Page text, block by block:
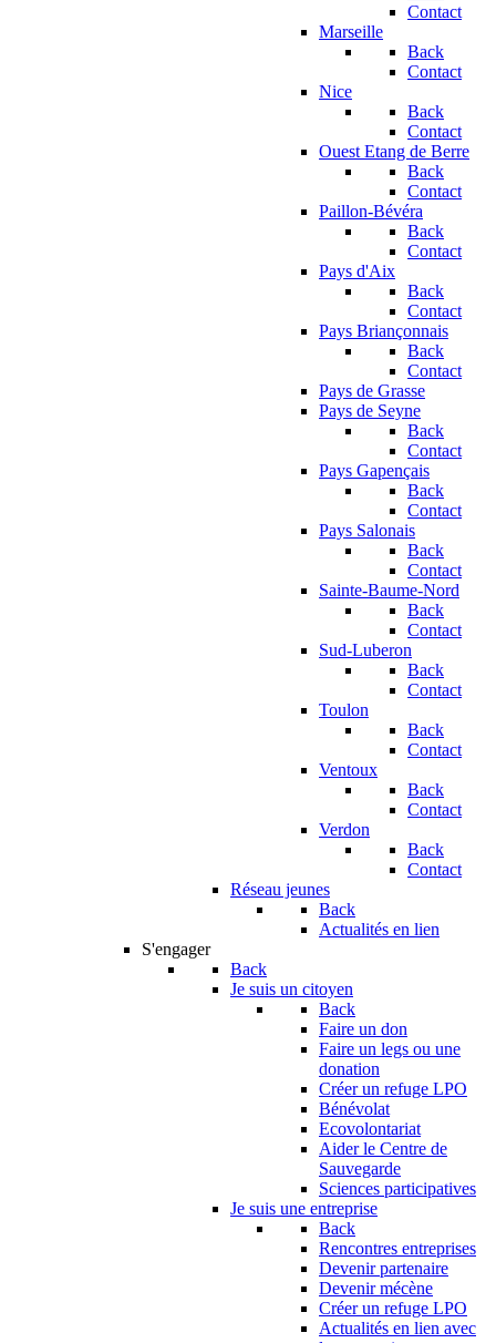
Contact
Marseille
Back
Contact
Nice
Back
Contact
Ouest Etang de Berre
Back
Contact
Paillon-Bévéra
Back
Contact
Pays d'Aix
Back
Contact
Pays Briançonnais
Back
Contact
Pays de Grasse
Pays de Seyne
Back
Contact
Pays Gapençais
Back
Contact
Pays Salonais
Back
Contact
Sainte-Baume-Nord
Back
Contact
Sud-Luberon
Back
Contact
Toulon
Back
Contact
Ventoux
Back
Contact
Verdon
Back
Contact
Réseau jeunes
Back
Actualités en lien
S'engager
Back
Je suis un citoyen
Back
Faire un don
Faire un legs ou une
donation
Créer un refuge LPO
Bénévolat
Ecovolontariat
Aider le Centre de
Sauvegarde
Sciences participatives
Je suis une entreprise
Back
Rencontres entreprises
Devenir partenaire
Devenir mécène
Créer un refuge LPO
Actualités en lien avec